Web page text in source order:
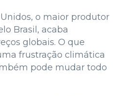
o maior produtor
Brasil, acaba
globais. O que
frustração climática
pode mudar todo